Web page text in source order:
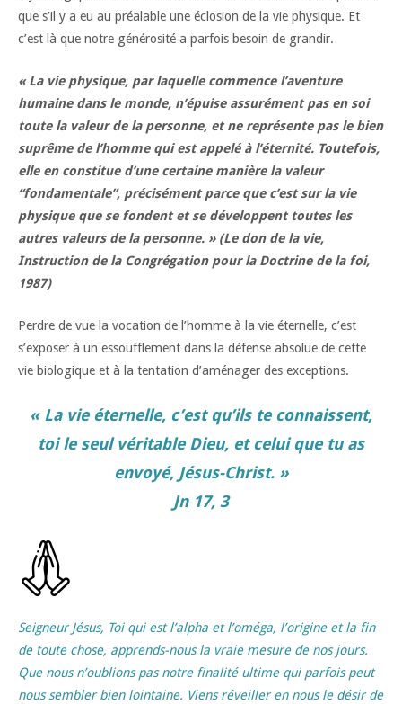
que s’il y a eu au préalable une éclosion de la vie physique. Et
c’est là que notre générosité a parfois besoin de grandir.
« La vie physique, par laquelle commence l’aventure
humaine dans le monde, n’épuise assurément pas en soi
toute la valeur de la personne, et ne représente pas le bien
suprême de l’homme qui est appelé à l’éternité. Toutefois,
elle en constitue d’une certaine manière la valeur
“fondamentale”, précisément parce que c’est sur la vie
physique que se fondent et se développent toutes les
autres valeurs de la personne. » (Le don de la vie,
Instruction de la Congrégation pour la Doctrine de la foi,
1987)
Perdre de vue la vocation de l’homme à la vie éternelle, c’est
s’exposer à un essoufflement dans la défense absolue de cette
vie biologique et à la tentation d’aménager des exceptions.
« La vie éternelle, c’est qu’ils te connaissent,
toi le seul véritable Dieu, et celui que tu as
envoyé, Jésus-Christ. »
Jn 17, 3
Seigneur Jésus, Toi qui est l’alpha et l’oméga, l’origine et la fin
de toute chose, apprends-nous la vraie mesure de nos jours.
Que nous n’oublions pas notre finalité ultime qui parfois peut
nous sembler bien lointaine. Viens réveiller en nous le désir de